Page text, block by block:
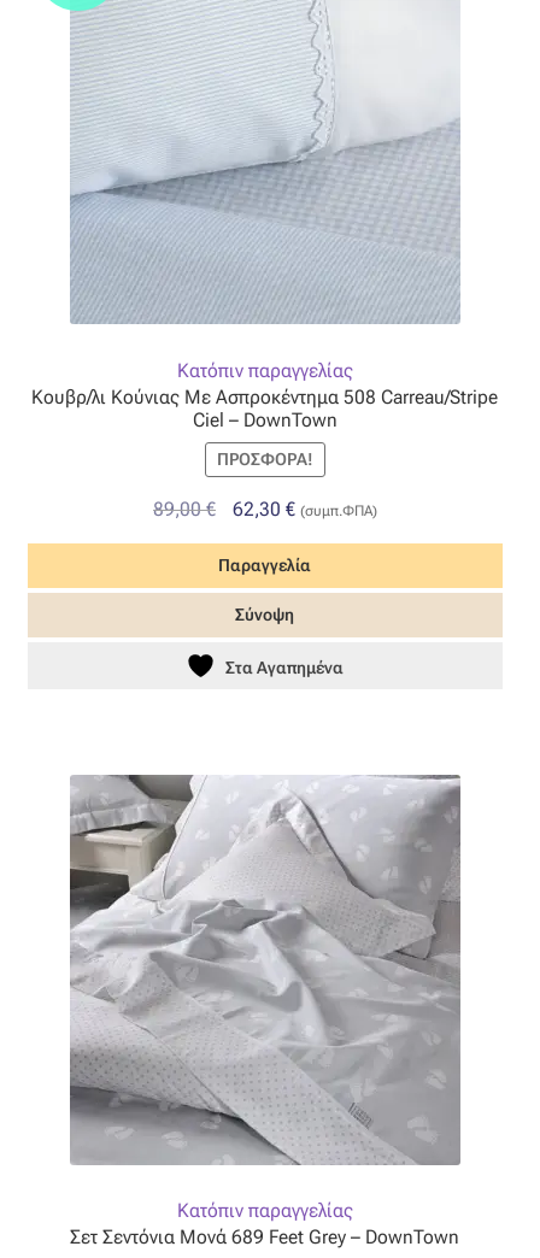
Όροι Χρήσης
ΠΙΣΤΟΠΟΙΗΣΕΙΣ ΧΑΛΙΩΝ COLORE COLORI
Πληρωμές
Ραντεβού
Ταμείο
Κατόπιν παραγγελίας
Κουβρ/λι Κούνιας Με Ασπροκέντημα 508 Carreau/Stripe
Ciel – DownTown
ΠΡΟΣΦΟΡΆ!
89,00€
Original
price
was:
89,00 €.
62,30 €Η
τρέχουσα
τιμή
είναι:
(συμπ.ΦΠΑ)
Παραγγελία
Σύνοψη
Στα Αγαπημένα
Κατόπιν παραγγελίας
Σετ Σεντόνια Μονά 689 Feet Grey – DownTown